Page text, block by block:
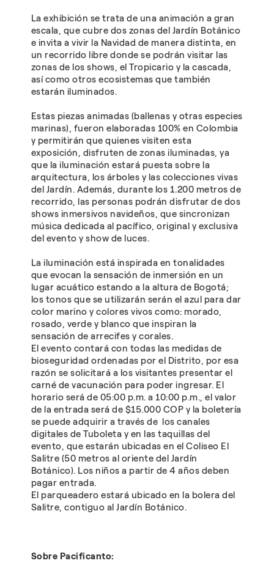
La exhibición se trata de una animación a gran
escala, que cubre dos zonas del Jardín Botánico
e invita a vivir la Navidad de manera distinta, en
un recorrido libre donde se podrán visitar las
zonas de los shows, el Tropicario y la cascada,
así como otros ecosistemas que también
estarán iluminados.
Estas piezas animadas (ballenas y otras especies
marinas), fueron elaboradas 100% en Colombia
y permitirán que quienes visiten esta
exposición, disfruten de zonas iluminadas, ya
que la iluminación estará puesta sobre la
arquitectura, los árboles y las colecciones vivas
del Jardín. Además, durante los 1.200 metros de
recorrido, las personas podrán disfrutar de dos
shows inmersivos navideños, que sincronizan
música dedicada al pacífico, original y exclusiva
del evento y show de luces.
La iluminación está inspirada en tonalidades
que evocan la sensación de inmersión en un
lugar acuático estando a la altura de Bogotá;
los tonos que se utilizarán serán el azul para dar
color marino y colores vivos como: morado,
rosado, verde y blanco que inspiran la
sensación de arrecifes y corales.
El evento contará con todas las medidas de
bioseguridad ordenadas por el Distrito, por esa
razón se solicitará a los visitantes presentar el
carné de vacunación para poder ingresar. El
horario será de 05:00 p.m. a 10:00 p.m., el valor
de la entrada será de $15.000 COP y la boletería
se puede adquirir a través de los canales
digitales de Tuboleta y en las taquillas del
evento, que estarán ubicadas en el Coliseo El
Salitre (50 metros al oriente del Jardín
Botánico). Los niños a partir de 4 años deben
pagar entrada.
El parqueadero estará ubicado en la bolera del
Salitre, contiguo al Jardín Botánico.
Sobre Pacificanto: